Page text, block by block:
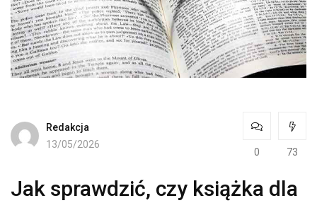
Redakcja
13/05/2026
0 73
Jak sprawdzić, czy książka dla